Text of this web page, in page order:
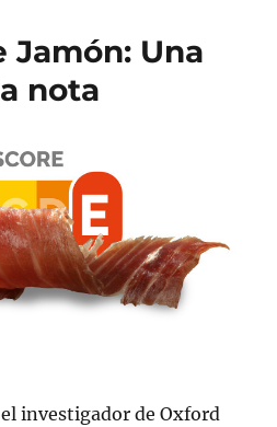
para
Jamón: Una
nota
investigador de Oxford